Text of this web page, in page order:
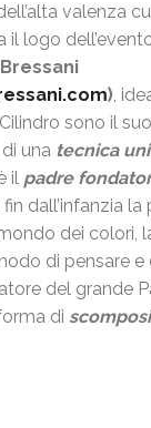
valenza
il logo
),
sono il
una tecnica
il padre
dall’infanzia la
dei colori,
di pensare e
del grande
di